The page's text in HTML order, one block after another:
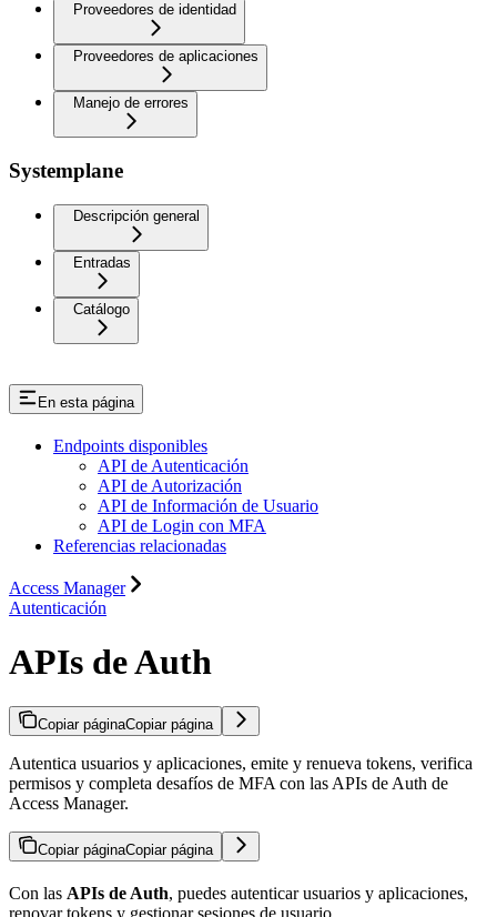
Proveedores de identidad
Proveedores de aplicaciones
Manejo de errores
Systemplane
Descripción general
Entradas
Catálogo
En esta página
Endpoints disponibles
API de Autenticación
API de Autorización
API de Información de Usuario
API de Login con MFA
Referencias relacionadas
Access Manager
Autenticación
APIs de Auth
Copiar páginaCopiar página
Autentica usuarios y aplicaciones, emite y renueva tokens, verifica
permisos y completa desafíos de MFA con las APIs de Auth de
Access Manager.
Copiar páginaCopiar página
Con las APIs de Auth, puedes autenticar usuarios y aplicaciones,